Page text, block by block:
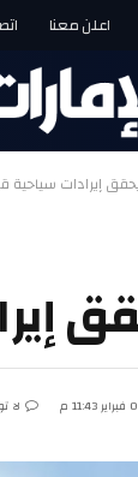
اعلن معنا
إيرادات سياحية
لا